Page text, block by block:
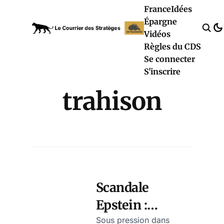
FranceIdées
Épargne
Vidéos
Règles du CDS
Se connecter
S'inscrire
trahison
Scandale
Epstein :
Sous pression dans